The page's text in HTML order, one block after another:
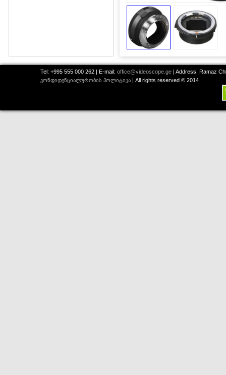
Tel: +995 555 000 262 | E-mail: office@videoscope.ge | Address: Ramaz
კონფიდენციალურობის პოლიტიკა | All rights reserved © 2014